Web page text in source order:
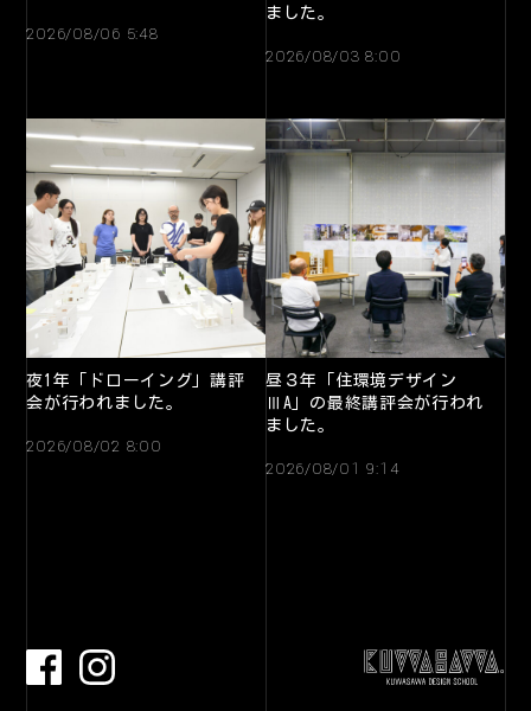
2026/08/06 5:48
ました。
2026/08/03 8:00
夜1年「ドローイング」講評
会が行われました。
2026/08/02 8:00
昼３年「住環境デザイン
ⅢA」の最終講評会が行われ
ました。
2026/08/01 9:14
facebook